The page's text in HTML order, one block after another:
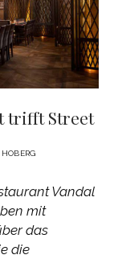
trifft Street
Vandal
mit
das
die